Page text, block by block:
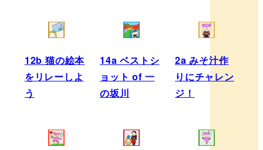
12b 猫の絵本
をリレーしよ
う
14a ベストシ
ョット of 一
の坂川
2a みそ汁作
りにチャレン
ジ！